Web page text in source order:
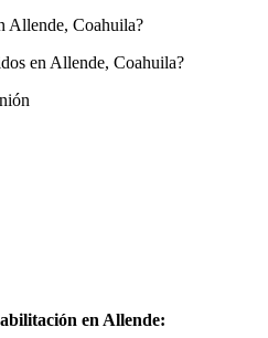
Allende, Coahuila?
en Allende, Coahuila?
en Allende: